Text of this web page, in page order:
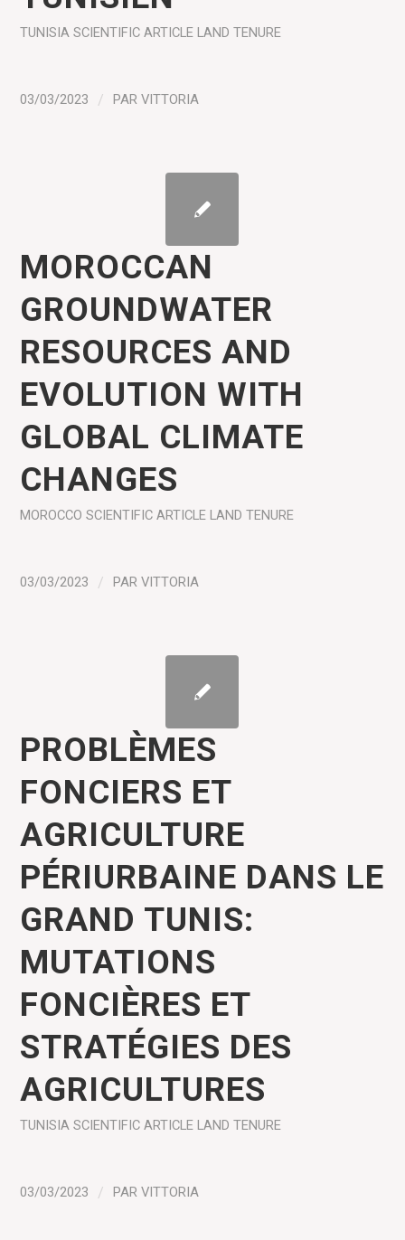
TUNISIA SCIENTIFIC ARTICLE LAND TENURE
03/03/2023 / PARVITTORIA
MOROCCAN
GROUNDWATER
RESOURCES AND
EVOLUTION WITH
GLOBAL CLIMATE
CHANGES
MOROCCO SCIENTIFIC ARTICLE LAND TENURE
03/03/2023 / PARVITTORIA
PROBLÈMES
FONCIERS ET
AGRICULTURE
PÉRIURBAINE DANS LE
GRAND TUNIS:
MUTATIONS
FONCIÈRES ET
STRATÉGIES DES
AGRICULTURES
TUNISIA SCIENTIFIC ARTICLE LAND TENURE
03/03/2023 / PARVITTORIA